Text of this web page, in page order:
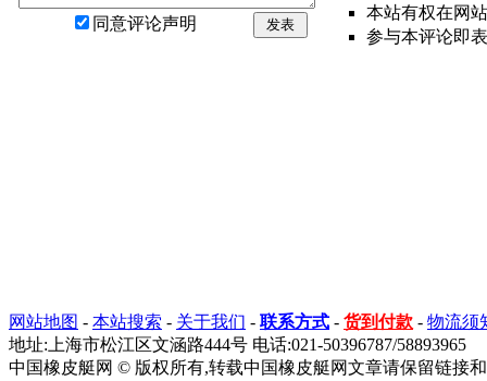
同意评论声明 发表
本站有权在网
参与本评论即
网站地图 - 本站搜索 - 关于我们 - 联系方式 - 货到付款 - 物流须
地址:上海市松江区文涵路444号 电话:021-50396787/58893965
中国橡皮艇网 © 版权所有,转载中国橡皮艇网文章请保留链接